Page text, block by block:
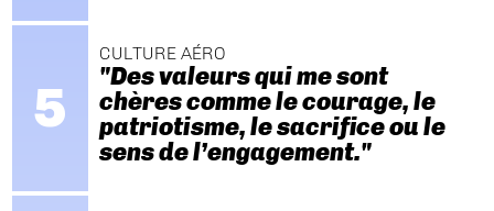
CULTURE AÉRO
"Des valeurs qui me sont
chères comme le courage, le
patriotisme, le sacrifice ou le
sens de l’engagement."